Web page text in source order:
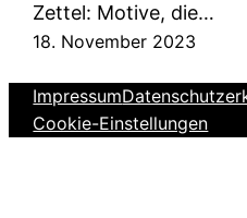
Zettel: Motive, die…
18. November 2023
Impressum
Cookie-Einstellungen